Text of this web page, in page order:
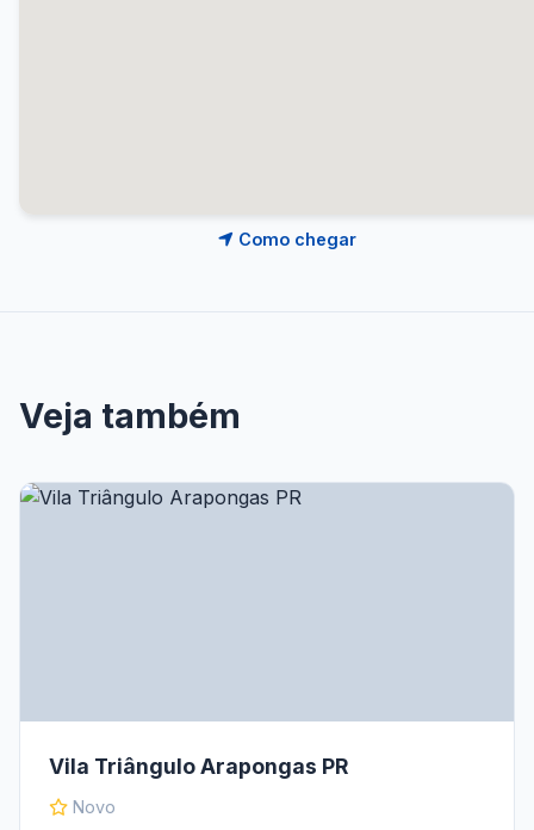
Como chegar
Veja também
Vila Triângulo Arapongas PR
Novo